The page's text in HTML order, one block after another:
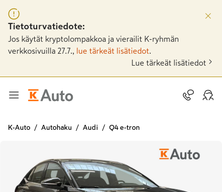
Tietoturvatiedote:
Jos käytät kryptolompakkoa ja vierailit K-ryhmän
verkkosivuilla 27.7.,
lue tärkeät lisätiedot
Lue tärkeät lisätiedot
K-Auto Autohaku Audi Q4 e-tron